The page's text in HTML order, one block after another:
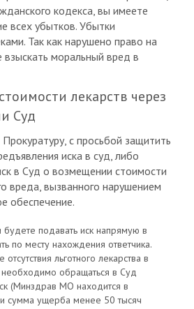
кодекса, вы имеете
всех убытков. Убытки
Так как нарушено право на
взыскать моральный вред в
лекарств через
Суд
с просьбой защитить
иска в суд, либо
в Суд о возмещении стоимости
вреда, вызванного нарушением
обеспечение.
будете подавать иск напрямую в
по месту нахождения ответчика.
льготного лекарства в
обращаться в Суд
(Минздрав МО находится в
сумма ущерба менее 50 тысяч